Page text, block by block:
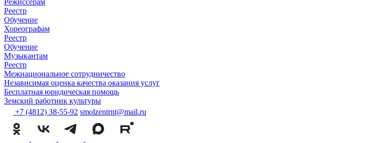
Режиссерам
Реестр
Обучение
Хореографам
Реестр
Обучение
Музыкантам
Реестр
Межнациональное сотрудничество
Независимая оценка качества оказания услуг
Бесплатная юридическая помощь
Земский работник культуры
+7 (4812) 38-55-92 smolzentrnt@mail.ru